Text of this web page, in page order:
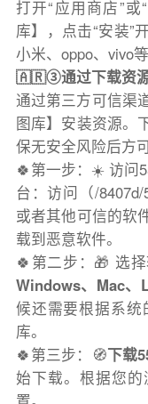
打开“应用商店”
库】，点击“安装”
小米、oppo、vivo
🇦🇷③通过下载资
通过第三方可信渠
图库】安装资源。
保无安全风险后方
🍀第一步：☀️ 访问
台：访问（/
或者其他可信的软
载到恶意软件。
🍀第二步：🎁 选
Windows、Mac、
候还需要根据系统
库。
🍀第三步：🧭下载
始下载。根据您